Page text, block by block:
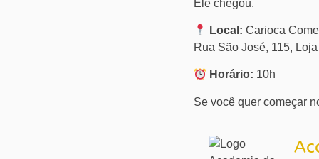
Ele chegou.
Local: Carioca
Rua São José, 115,
Horário: 10h
Se você quer começar